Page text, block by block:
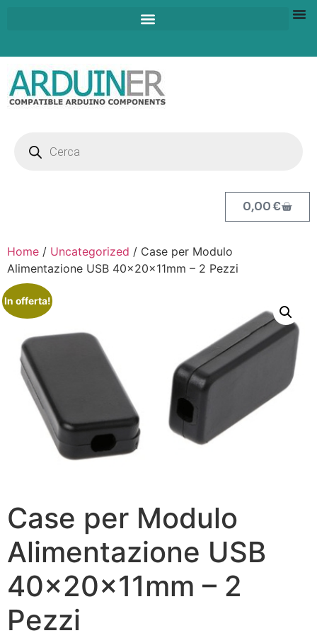
0,00€
Home / Uncategorized / Case per Modulo
Alimentazione USB 40x20x11mm – 2 Pezzi
In offerta!
Case per Modulo
Alimentazione USB
40x20x11mm – 2
Pezzi